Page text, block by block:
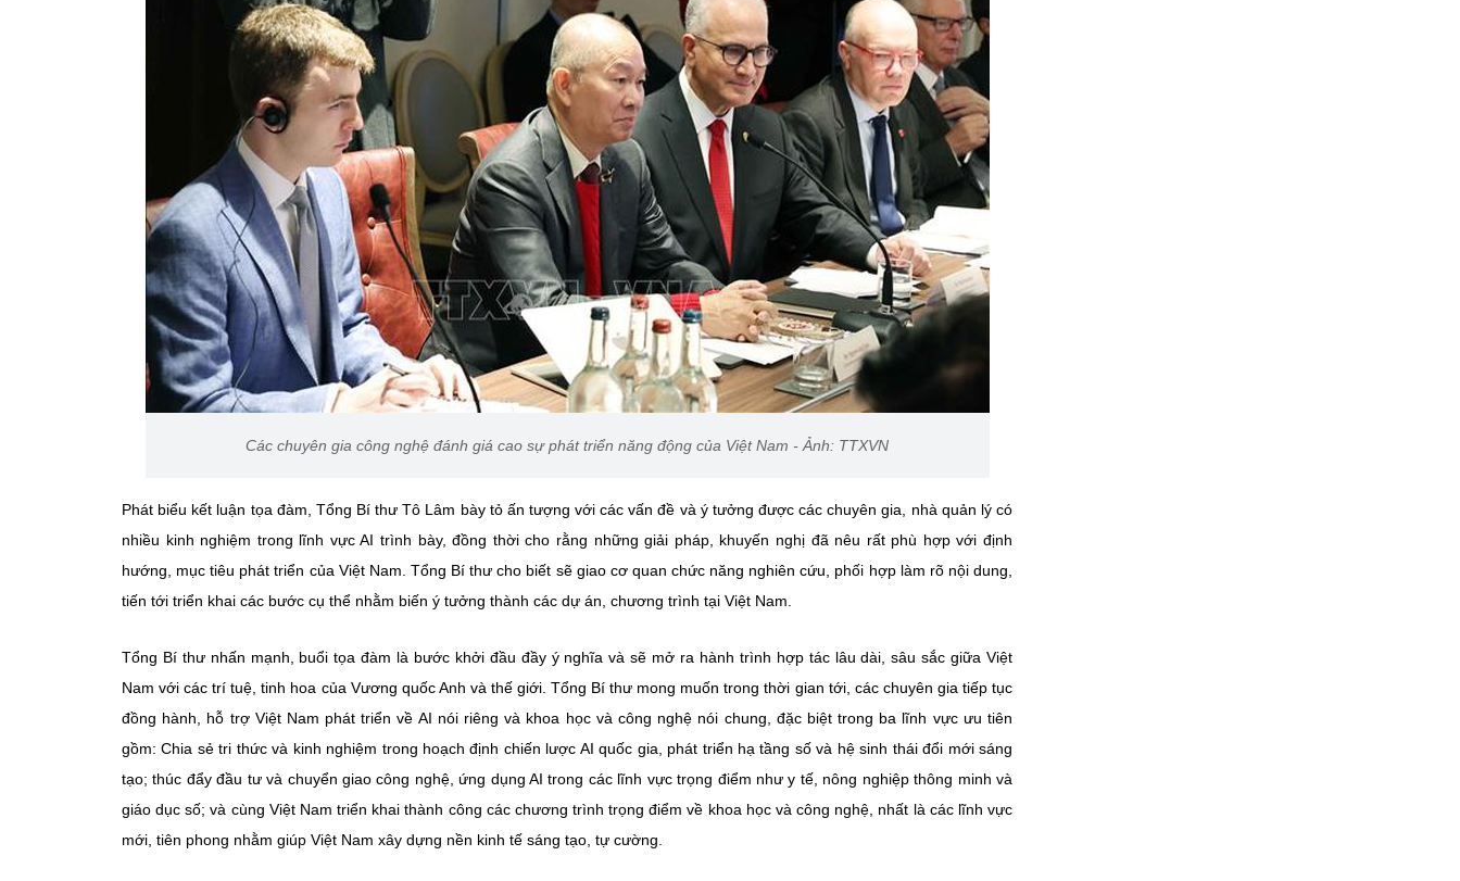
Các chuyên gia công nghệ đánh giá cao sự phát triển năng động của Việt Nam - Ảnh: TTXVN
Phát biểu kết luận tọa đàm, Tổng Bí thư Tô Lâm bày tỏ ấn tượng với các vấn đề và ý tưởng được các chuyên gia, nhà quản lý có
nhiều kinh nghiệm trong lĩnh vực AI trình bày, đồng thời cho rằng những giải pháp, khuyến nghị đã nêu rất phù hợp với định
hướng, mục tiêu phát triển của Việt Nam. Tổng Bí thư cho biết sẽ giao cơ quan chức năng nghiên cứu, phối hợp làm rõ nội dung,
tiến tới triển khai các bước cụ thể nhằm biến ý tưởng thành các dự án, chương trình tại Việt Nam.
Tổng Bí thư nhấn mạnh, buổi tọa đàm là bước khởi đầu đầy ý nghĩa và sẽ mở ra hành trình hợp tác lâu dài, sâu sắc giữa Việt
Nam với các trí tuệ, tinh hoa của Vương quốc Anh và thế giới. Tổng Bí thư mong muốn trong thời gian tới, các chuyên gia tiếp tục
đồng hành, hỗ trợ Việt Nam phát triển về AI nói riêng và khoa học và công nghệ nói chung, đặc biệt trong ba lĩnh vực ưu tiên
gồm: Chia sẻ tri thức và kinh nghiệm trong hoạch định chiến lược AI quốc gia, phát triển hạ tầng số và hệ sinh thái đổi mới sáng
tạo; thúc đẩy đầu tư và chuyển giao công nghệ, ứng dụng AI trong các lĩnh vực trọng điểm như y tế, nông nghiệp thông minh và
giáo dục số; và cùng Việt Nam triển khai thành công các chương trình trọng điểm về khoa học và công nghệ, nhất là các lĩnh vực
mới, tiên phong nhằm giúp Việt Nam xây dựng nền kinh tế sáng tạo, tự cường.